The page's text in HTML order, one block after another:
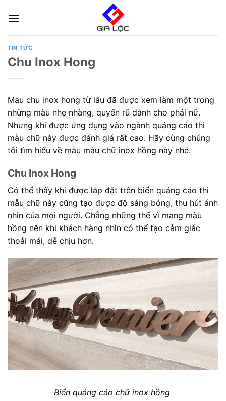
TIN TỨC
Chu Inox Hong
Mau chu inox hong từ lâu đã được xem làm một trong
những màu nhẹ nhàng, quyến rũ dành cho phái nữ.
Nhưng khi được ứng dụng vào ngành quảng cáo thì
màu chữ này được đánh giá rất cao. Hãy cùng chúng
tôi tìm hiểu về mẫu màu chữ inox hồng này nhé.
Chu Inox Hong
Có thể thấy khi được lắp đặt trên biển quảng cáo thì
mẫu chữ này cũng tạo được độ sáng bóng, thu hút ánh
nhìn của mọi người. Chẳng những thế vì mang màu
hồng nên khi khách hàng nhìn có thể tạo cảm giác
thoải mái, dễ chịu hơn.
Biển quảng cáo chữ inox hồng